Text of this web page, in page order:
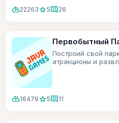
cloud_download22263 star5comment26
Первобытный
Построий свой
атракционы и
cloud_download16479 star5comment11